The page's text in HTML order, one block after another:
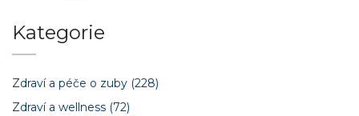
Kategorie
Zdraví a péče o zuby (228)
Zdraví a wellness (72)